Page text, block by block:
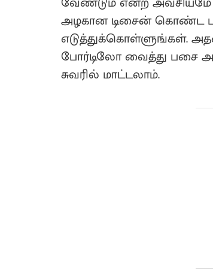
அழகான டிசைன் கொண்ட
எடுத்துக்கொள்ளுங்கள்.
போர்டிலோ வைத்து பசை
சுவரில் மாட்டலாம்.